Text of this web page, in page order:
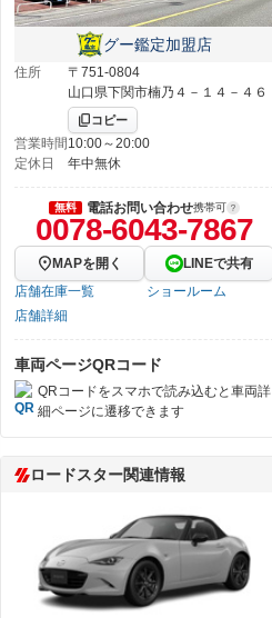
グー鑑定加盟店
住所
〒751-0804
山口県下関市楠乃４－１４－４６
コピー
営業時間 10:00～20:00
定休日
年中無休
無料 電話お問い合わせ携帯可
0078-6043-7867
MAPを開く
LINEで共有
店舗在庫一覧
ショールーム
店舗詳細
車両ページQRコード
QRコードをスマホで読み込むと車両詳
細ページに遷移できます
ロードスター関連情報